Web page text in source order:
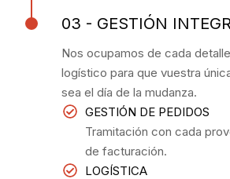
03 - GESTIÓN
Nos ocupamos de cada
logístico para que vuestra
sea el día de la mudanza.
GESTIÓN DE PEDIDOS
Tramitación con cada
de facturación.
LOGÍSTICA